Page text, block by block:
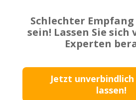
Schlechter
sein! Lassen Sie sich
Experten
Jetzt
lassen!